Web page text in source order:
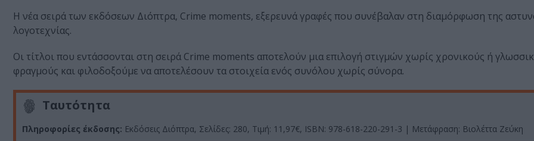
Η νέα σειρά των εκδόσεων Διόπτρα, Crime moments, εξερευνά γραφές που συνέβαλαν στη διαμόρφωση της
λογοτεχνίας.
Οι τίτλοι που εντάσσονται στη σειρά Crime moments αποτελούν μια επιλογή στιγμών χωρίς χρονικούς ή
φραγμούς και φιλοδοξούμε να αποτελέσουν τα στοιχεία ενός συνόλου χωρίς σύνορα.
Ταυτότητα
Πληροφορίες έκδοσης: Εκδόσεις Διόπτρα, Σελίδες: 280, Τιμή: 11,97€, ISBN: 978-618-220-291-3 | Μετάφραση: Βιολέττα Ζεύκη